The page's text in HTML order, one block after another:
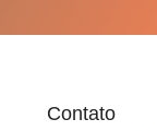
Contato